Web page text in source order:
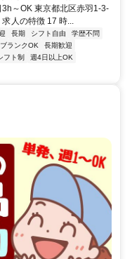
～OK 東京都北区赤羽1-3-
人の特徴 17 時...
長期 シフト自由
学歴不問
ブランクOK
長期歓迎
フト制
週4日以上OK